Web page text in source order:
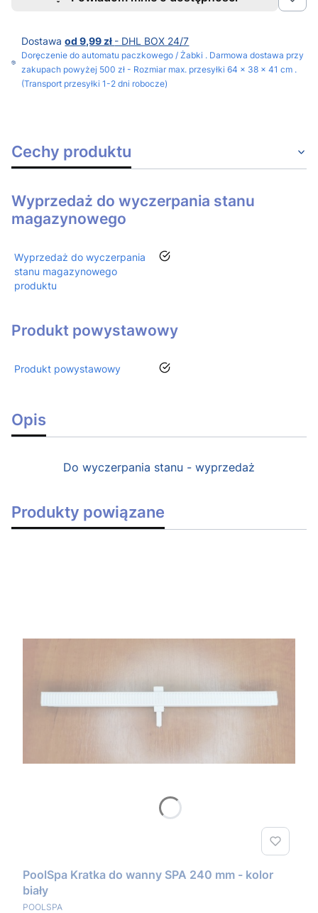
Dostawaod 9,99 zł - DHL BOX 24/7
Doręczenie do automatu paczkowego / Żabki . Darmowa dostawa przy
zakupach powyżej 500 zł - Rozmiar max. przesyłki 64 x 38 x 41 cm .
(Transport przesyłki 1-2 dni robocze)
Cechy produktu
Wyprzedaż do wyczerpania stanu
magazynowego
Wyprzedaż do wyczerpania
stanu magazynowego
produktu
tak
Produkt powystawowy
Produkt powystawowy tak
Opis
Do wyczerpania stanu - wyprzedaż
Produkty powiązane
PoolSpa Kratka do wanny SPA 240 mm - kolor
biały
PRODUCENT
POOLSPA